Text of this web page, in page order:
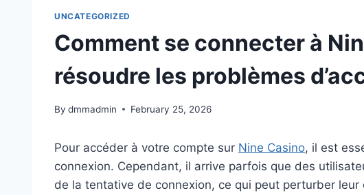
UNCATEGORIZED
Comment se connecter à
résoudre les problèmes
By dmmadmin February 25, 2026
Pour accéder à votre compte sur Nine Casino, il est
connexion. Cependant, il arrive parfois que des
de la tentative de connexion, ce qui peut perturber leur